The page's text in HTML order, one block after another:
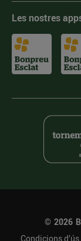
Les nostres
© 2026
Condicions d’ús